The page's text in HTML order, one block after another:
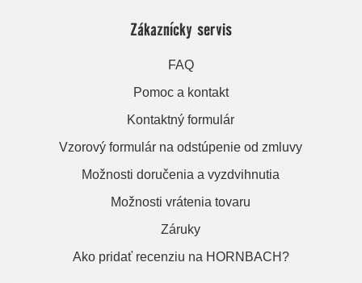
Zákaznícky servis
FAQ
Pomoc a kontakt
Kontaktný formulár
Vzorový formulár na odstúpenie od zmluvy
Možnosti doručenia a vyzdvihnutia
Možnosti vrátenia tovaru
Záruky
Ako pridať recenziu na HORNBACH?